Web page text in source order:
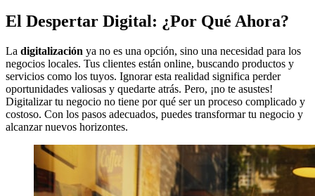
El Despertar Digital: ¿Por Qué Ahora?
La digitalización ya no es una opción, sino una necesidad para los
negocios locales. Tus clientes están online, buscando productos y
servicios como los tuyos. Ignorar esta realidad significa perder
oportunidades valiosas y quedarte atrás. Pero, ¡no te asustes!
Digitalizar tu negocio no tiene por qué ser un proceso complicado y
costoso. Con los pasos adecuados, puedes transformar tu negocio y
alcanzar nuevos horizontes.